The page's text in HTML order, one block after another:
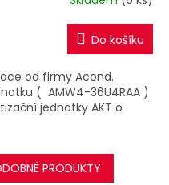
M
A
Do košíku
od firmy Acond.
( AMW4-36U4RAA )
jednotky AKT o
PRODUKTY